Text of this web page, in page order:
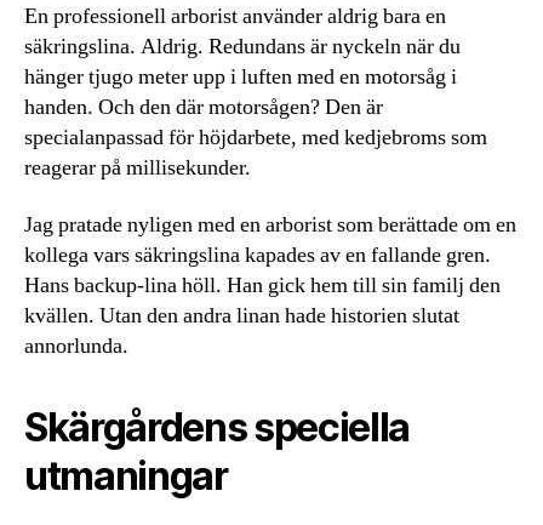
En professionell arborist använder aldrig bara en
säkringslina. Aldrig. Redundans är nyckeln när du
hänger tjugo meter upp i luften med en motorsåg i
handen. Och den där motorsågen? Den är
specialanpassad för höjdarbete, med kedjebroms som
reagerar på millisekunder.
Jag pratade nyligen med en arborist som berättade om en
kollega vars säkringslina kapades av en fallande gren.
Hans backup-lina höll. Han gick hem till sin familj den
kvällen. Utan den andra linan hade historien slutat
annorlunda.
Skärgårdens speciella
utmaningar